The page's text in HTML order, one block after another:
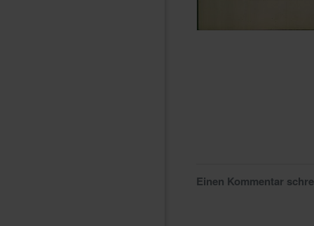
Einen Kommentar